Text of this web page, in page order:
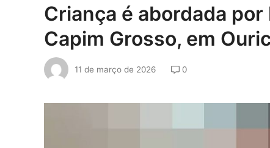
Criança é abordada
Capim Grosso, em
11 de março de 2026 0